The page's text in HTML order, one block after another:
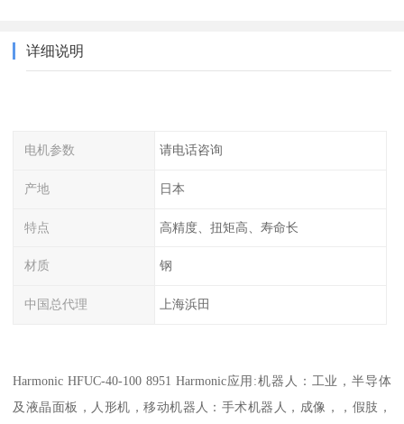
详细说明
电机参数 请电话咨询
产地 日本
特点 高精度、扭矩高、寿命长
材质 钢
中国总代理 上海浜田
Harmonic HFUC-40-100 8951 Harmonic应用:机器人：工业，半导体
及液晶面板，人形机，移动机器人：手术机器人，成像，，假肢，